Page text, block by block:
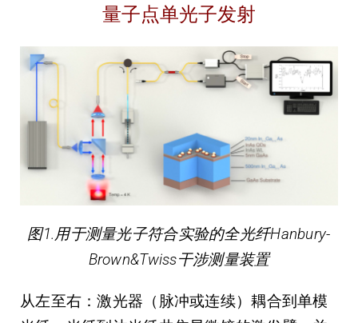
量子点单光子发射
图1.用于测量光子符合实验的全光纤Hanbury-
Brown&Twiss干涉测量装置
从左至右：激光器（脉冲或连续）耦合到单模